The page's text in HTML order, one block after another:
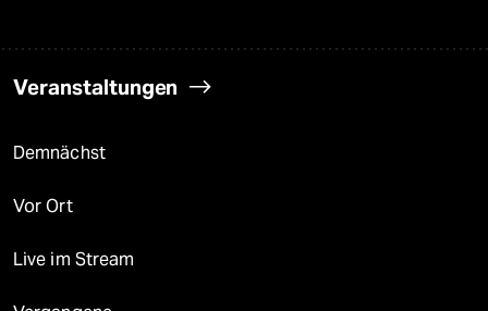
Veranstaltungen
Demnächst
Vor Ort
Live im Stream